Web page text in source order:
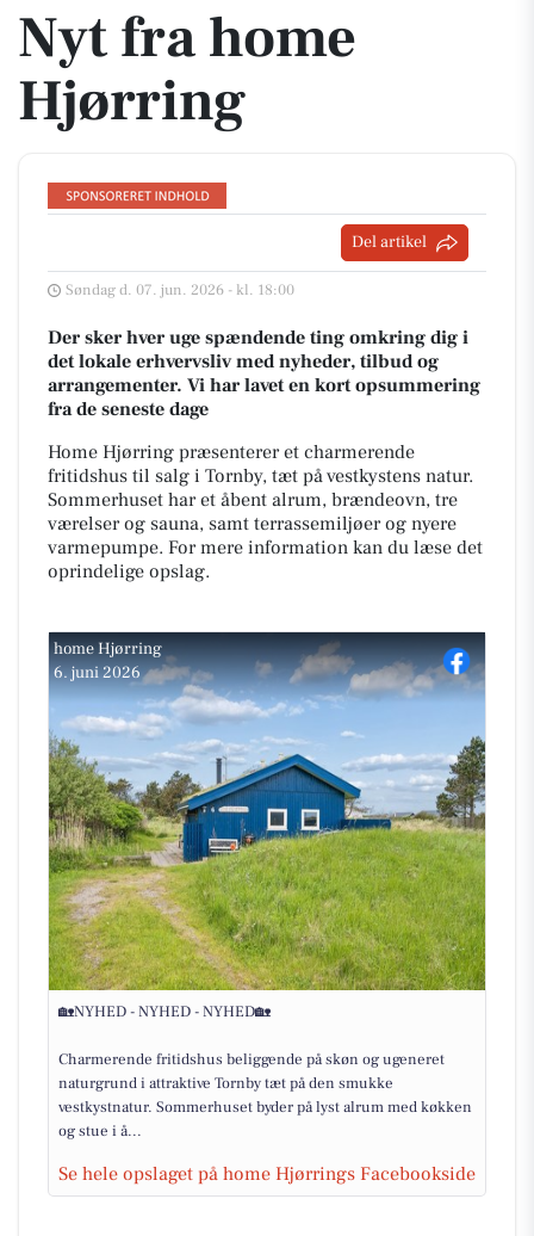
Nyt fra home
Hjørring
Del artikel
Søndag d. 07. jun. 2026 - kl. 18:00
Der sker hver uge spændende ting omkring dig i
det lokale erhvervsliv med nyheder, tilbud og
arrangementer. Vi har lavet en kort opsummering
fra de seneste dage
Home Hjørring præsenterer et charmerende
fritidshus til salg i Tornby, tæt på vestkystens natur.
Sommerhuset har et åbent alrum, brændeovn, tre
værelser og sauna, samt terrassemiljøer og nyere
varmepumpe. For mere information kan du læse det
oprindelige opslag.
home Hjørring
6. juni 2026
🏡NYHED - NYHED - NYHED🏡
Charmerende fritidshus beliggende på skøn og ugeneret
naturgrund i attraktive Tornby tæt på den smukke
vestkystnatur. Sommerhuset byder på lyst alrum med køkken
og stue i å...
Se hele opslaget på home Hjørrings Facebookside